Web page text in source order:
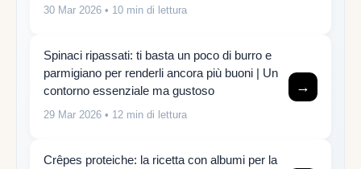
30 Mar 2026 • 10 min di lettura
Spinaci ripassati: ti basta un poco di burro e
parmigiano per renderli ancora più buoni | Un
contorno essenziale ma gustoso
29 Mar 2026 • 12 min di lettura
→
Crêpes proteiche: la ricetta con albumi per la